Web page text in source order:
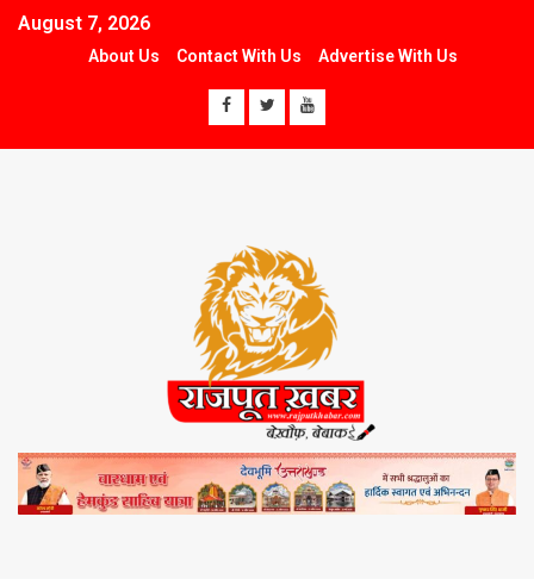
August 7, 2026
About Us Contact With Us Advertise With Us